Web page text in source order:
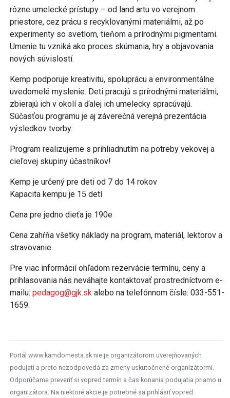
rôzne umelecké prístupy – od land artu vo verejnom
priestore, cez prácu s recyklovanými materiálmi, až po
experimenty so svetlom, tieňom a prírodnými pigmentami.
Umenie tu vzniká ako proces skúmania, hry a objavovania
nových súvislostí.
Kemp podporuje kreativitu, spoluprácu a environmentálne
uvedomelé myslenie. Deti pracujú s prírodnými materiálmi,
zbierajú ich v okolí a ďalej ich umelecky spracúvajú.
Súčasťou programu je aj záverečná verejná prezentácia
výsledkov tvorby.
Program realizujeme s prihliadnutím na potreby vekovej a
cieľovej skupiny účastníkov!
Kemp je určený pre deti od 7 do 14 rokov
Kapacita kempu je 15 detí
Cena pre jedno dieťa je 190e
Cena zahŕňa všetky náklady na program, materiál, lektorov a
stravovanie
Pre viac informácií ohľadom rezervácie termínu, ceny a
prihlasovania nás neváhajte kontaktovať prostredníctvom e-
mailu: pedagog@gjk.sk alebo na telefónnom čísle: 033-551-
1659.
Portál www.kamdomesta.sk nie je organizátorom uverejňovaných
podujatí a preto nezodpovedá za zmeny uskutočnené organizátormi.
Odporúčame preveriť si vopred termín a čas konania podujatia priamo u
organizátora. Na niektoré akcie je potrebné sa prihlásiť vopred.